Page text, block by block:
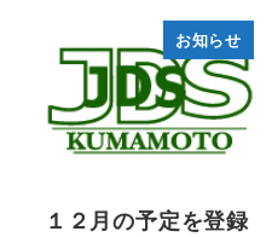
お知らせ
１２月の予定を登録